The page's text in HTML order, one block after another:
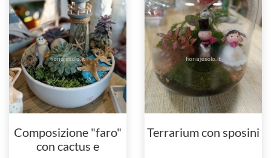
Composizione "faro"
con cactus e
Terrarium con sposini